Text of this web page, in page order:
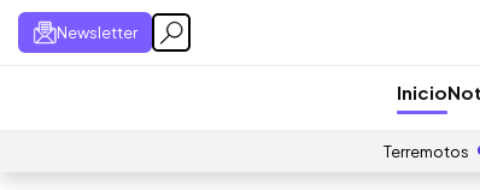
Newsletter
Inicio
Terremotos